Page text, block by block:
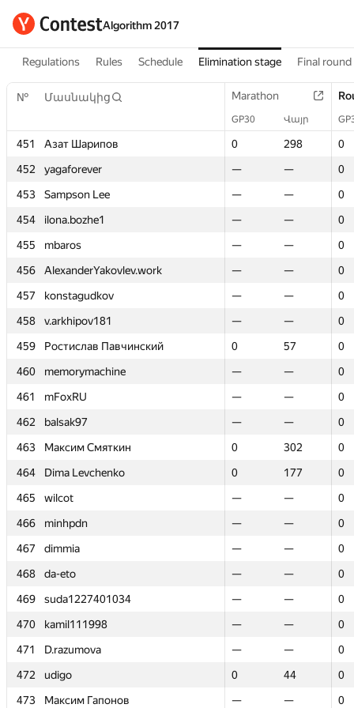
Algorithm 2017
Regulations Rules Schedule Elimination stage Final round
№ Մասնակից Marathon
GP30 Վայր
451 Азат Шарипов 0 298
0
452
yagaforever — —
0
453
Sampson Lee — —
0
454
ilona.bozhe1 — —
0
455
mbaros — —
0
456
AlexanderYakovlev.work — —
0
457
konstagudkov — —
0
458
v.arkhipov181 — —
0
459
Ростислав Павчинский 0 57
0
460
memorymachine — —
0
461
mFoxRU — —
0
462
balsak97 — —
0
463
Максим Смяткин 0 302
0
464
Dima Levchenko 0 177
0
465
wilcot — —
0
466
minhpdn — —
0
467
dimmia — —
0
468
da-eto — —
0
469
suda1227401034 — —
0
470
kamil111998 — —
0
471
D.razumova — —
0
472
udigo 0 44
0
473
Максим Гапонов — —
0
№ Մասնակից Marathon
GP30 Վայր
451 Азат Шарипов 0 298
0
452
yagaforever — —
0
453
Sampson Lee — —
0
454
ilona.bozhe1 — —
0
455
mbaros — —
0
456
AlexanderYakovlev.work — —
0
457
konstagudkov — —
0
458
v.arkhipov181 — —
0
459
Ростислав Павчинский 0 57
0
460
memorymachine — —
0
461
mFoxRU — —
0
462
balsak97 — —
0
463
Максим Смяткин 0 302
0
464
Dima Levchenko 0 177
0
465
wilcot — —
0
466
minhpdn — —
0
467
dimmia — —
0
468
da-eto — —
0
469
suda1227401034 — —
0
470
kamil111998 — —
0
471
D.razumova — —
0
472
udigo 0 44
0
473
Максим Гапонов — —
0